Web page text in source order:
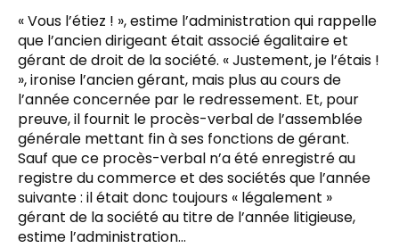
« Vous l’étiez ! », estime l’administration qui rappelle
que l’ancien dirigeant était associé égalitaire et
gérant de droit de la société. « Justement, je l’étais !
», ironise l’ancien gérant, mais plus au cours de
l’année concernée par le redressement. Et, pour
preuve, il fournit le procès-verbal de l’assemblée
générale mettant fin à ses fonctions de gérant.
Sauf que ce procès-verbal n’a été enregistré au
registre du commerce et des sociétés que l’année
suivante : il était donc toujours « légalement »
gérant de la société au titre de l’année litigieuse,
estime l’administration…